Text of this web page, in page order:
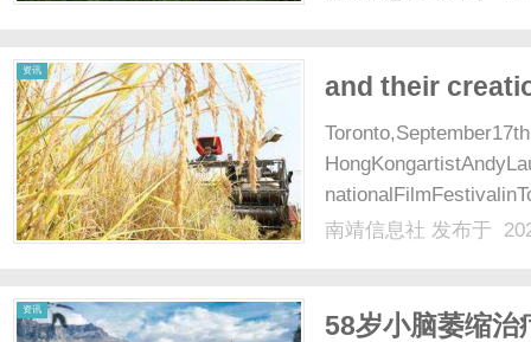
资讯
and their
南靖信息社 发布于
资讯
58岁小脑萎缩治